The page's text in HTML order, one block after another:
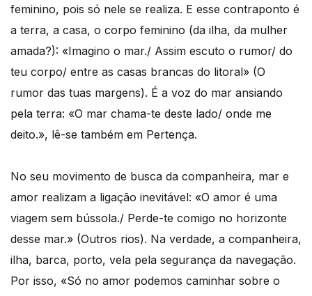
feminino, pois só nele se realiza. E esse contraponto é
a terra, a casa, o corpo feminino (da ilha, da mulher
amada?): «Imagino o mar./ Assim escuto o rumor/ do
teu corpo/ entre as casas brancas do litoral» (O
rumor das tuas margens). É a voz do mar ansiando
pela terra: «O mar chama-te deste lado/ onde me
deito.», lê-se também em Pertença.
No seu movimento de busca da companheira, mar e
amor realizam a ligação inevitável: «O amor é uma
viagem sem bússola./ Perde-te comigo no horizonte
desse mar.» (Outros rios). Na verdade, a companheira,
ilha, barca, porto, vela pela segurança da navegação.
Por isso, «Só no amor podemos caminhar sobre o